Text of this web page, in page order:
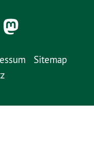
Sitemap